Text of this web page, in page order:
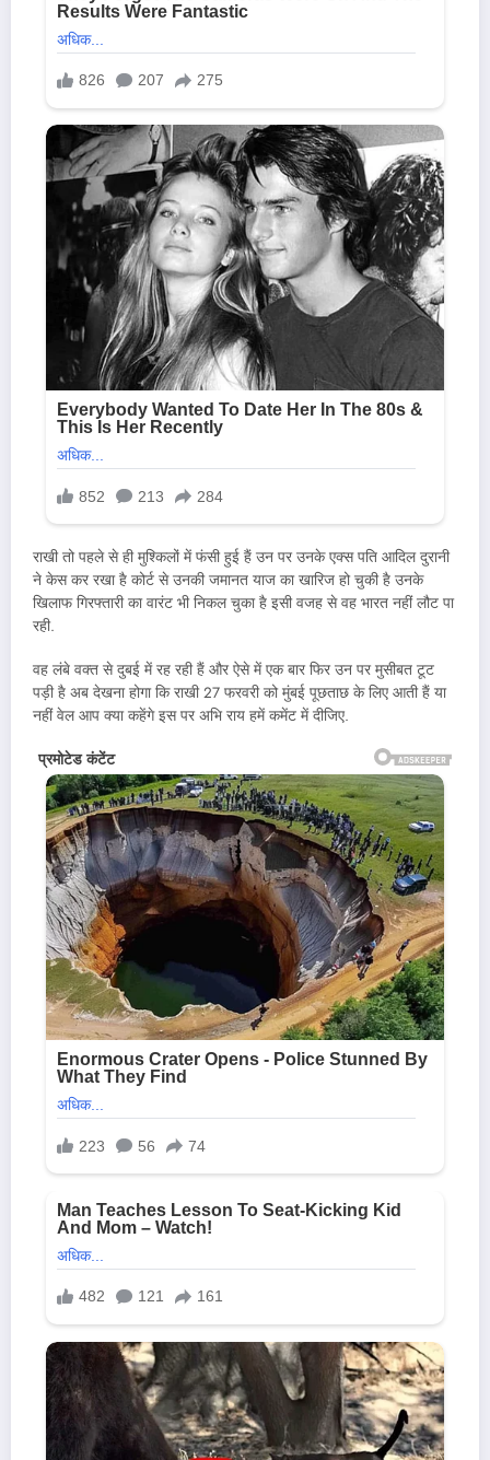
राखी तो पहले से ही मुश्किलों में फंसी हुई हैं उन पर उनके एक्स पति आदिल दुरानी
ने केस कर रखा है कोर्ट से उनकी जमानत याज का खारिज हो चुकी है उनके
खिलाफ गिरफ्तारी का वारंट भी निकल चुका है इसी वजह से वह भारत नहीं लौट पा
रही.
वह लंबे वक्त से दुबई में रह रही हैं और ऐसे में एक बार फिर उन पर मुसीबत टूट
पड़ी है अब देखना होगा कि राखी 27 फरवरी को मुंबई पूछताछ के लिए आती हैं या
नहीं वेल आप क्या कहेंगे इस पर अभि राय हमें कमेंट में दीजिए.